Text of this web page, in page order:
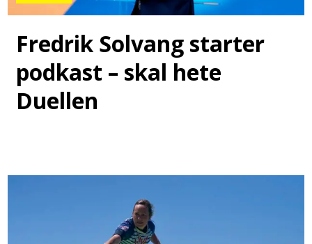
Fredrik Solvang starter
podkast – skal hete
Duellen